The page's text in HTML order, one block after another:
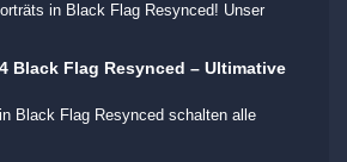
in Black Flag Resynced! Unser
Black Flag Resynced – Ultimative
Black Flag Resynced schalten alle